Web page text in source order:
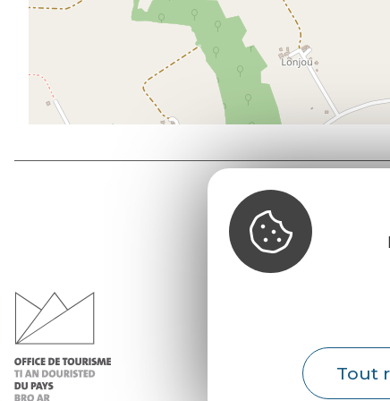
Tout
Office
Infos
Nos